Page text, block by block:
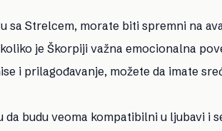
sa Strelcem, morate biti spremni na
je Škorpiji važna emocionalna
i prilagođavanje, možete da imate
budu veoma kompatibilni u ljubavi i